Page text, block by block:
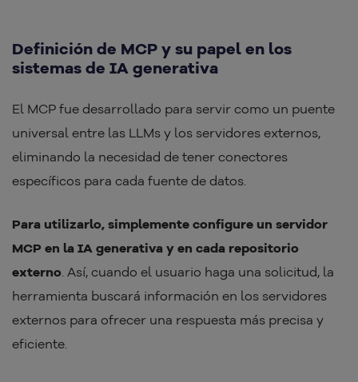
Definición de MCP y su papel en los
sistemas de IA generativa
El MCP fue desarrollado para servir como un puente
universal entre las LLMs y los servidores externos,
eliminando la necesidad de tener conectores
específicos para cada fuente de datos.
Para utilizarlo, simplemente configure un servidor
MCP en la IA generativa y en cada repositorio
externo . Así, cuando el usuario haga una solicitud, la
herramienta buscará información en los servidores
externos para ofrecer una respuesta más precisa y
eficiente.